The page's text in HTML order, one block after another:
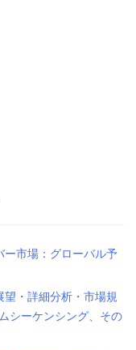
ー市場：グローバル予
・詳細分析・市場規
シーケンシング、その